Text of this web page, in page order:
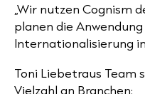
„Wir nutzen Cognism
planen die
Internationalisierung
Toni Liebetraus Team
Vielzahl an Branchen: